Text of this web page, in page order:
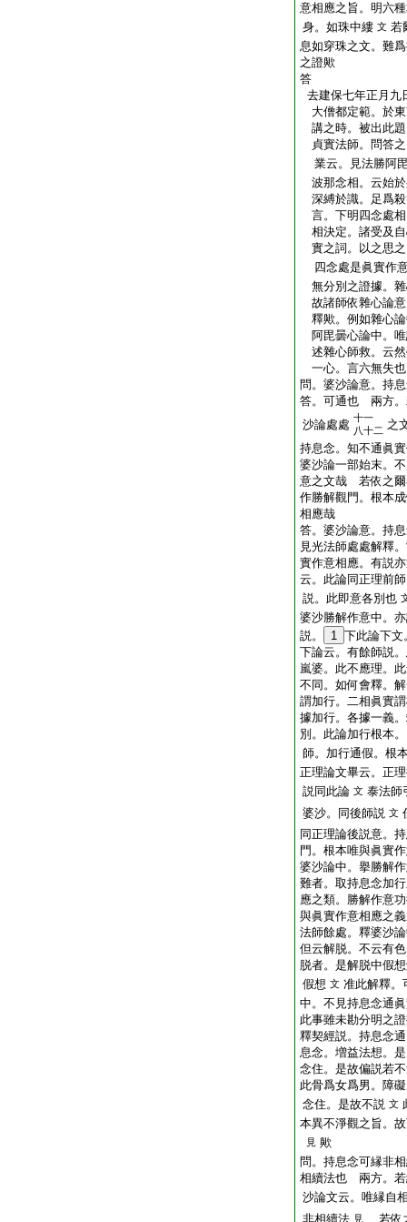
意相應之旨。明六
身。如珠中縷 文 若
息如穿珠之文。難
之證歟
答
去建保七年正月九
大僧都定範。於
講之時。被出此
貞實法師。問答
業云。見法勝阿
波那念相。云始
深縛於識。足爲
言。下明四念處
相決定。諸受及
實之詞。以之思
四念處是眞實作
無分別之證據。
故諸師依雜心論
釋歟。例如雜心
阿毘曇心論中。
述雜心師救。云
一心。言六無失也
問。婆沙論意。持
答。可通也 兩方。
沙論處處 十一
八十二 之
持息念。知不通眞
婆沙論一部始末。
意之文哉 若依之爾
作勝解觀門。根本
相應哉
答。婆沙論意。持
見光法師處處解釋
實作意相應。有説
云。此論同正理前
説。此即意各別也
婆沙勝解作意中。
説。
1 下此論下文
下論云。有餘師説
嵐婆。此不應理。
不同。如何會釋。
謂加行。二相眞實
據加行。各據一義
別。此論加行根本
師。加行通假。根
正理論文畢云。正
説同此論 文 泰法師
婆沙。同後師説 文
同正理論後説意。
門。根本唯與眞實
婆沙論中。擧勝解
難者。取持息念加
應之類。勝解作意
與眞實作意相應之
法師餘處。釋婆沙
但云解脱。不云有
脱者。是解脱中假
假想 文 准此解釋。
中。不見持息念通
此事雖未勘分明之
釋契經説。持息念
息念。増益法想。
念住。是故偏説若
此骨爲女爲男。障
念住。是故不説 文
本異不淨觀之旨。
見 歟
問。持息念可縁非
相續法也 兩方。若
沙論文云。唯縁自
非相續法 見 若依